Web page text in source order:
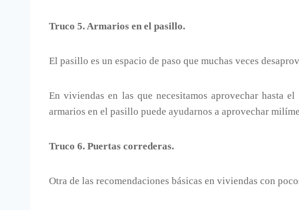
Truco 5. Armarios en el pasillo.
El pasillo es un espacio de paso que muchas veces
En viviendas en las que necesitamos aprovechar hasta
armarios en el pasillo puede ayudarnos a aprovechar
Truco 6. Puertas correderas.
Otra de las recomendaciones básicas en viviendas con